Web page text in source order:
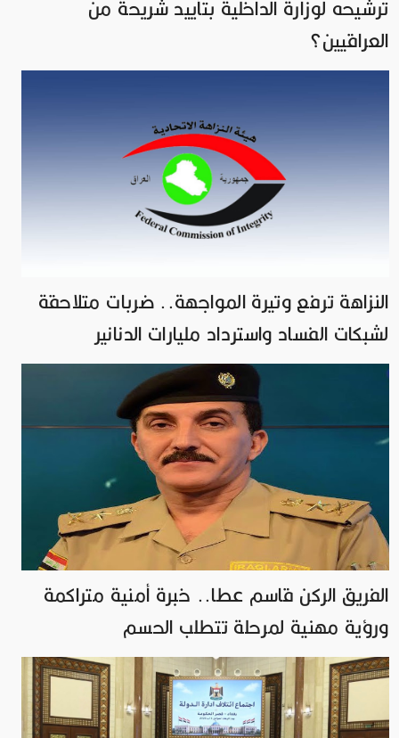
ترشيحه لوزارة الداخلية بتأييد شريحة من
العراقيين؟
النزاهة ترفع وتيرة المواجهة.. ضربات متلاحقة
لشبكات الفساد واسترداد مليارات الدنانير
الفريق الركن قاسم عطا.. خبرة أمنية متراكمة
ورؤية مهنية لمرحلة تتطلب الحسم